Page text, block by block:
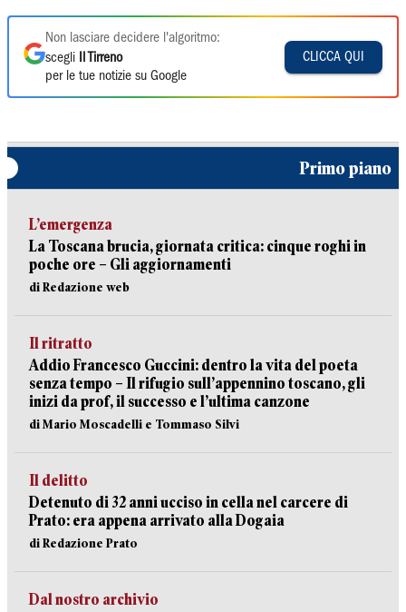
Non lasciare decidere l'algoritmo:
scegli
Il Tirreno
per le tue notizie su Google
CLICCA QUI
Primo piano
L’emergenza
La Toscana brucia, giornata critica: cinque roghi in
poche ore – Gli aggiornamenti
di Redazione web
Il ritratto
Addio Francesco Guccini: dentro la vita del poeta
senza tempo – Il rifugio sull’appennino toscano, gli
inizi da prof, il successo e l’ultima canzone
di Mario Moscadelli e Tommaso Silvi
Il delitto
Detenuto di 32 anni ucciso in cella nel carcere di
Prato: era appena arrivato alla Dogaia
di Redazione Prato
Dal nostro archivio